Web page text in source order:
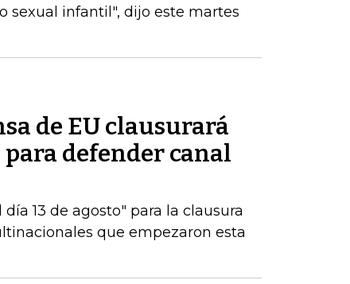
sexual infantil", dijo este martes
de EU clausurará
defender canal
13 de agosto" para la clausura
que empezaron esta